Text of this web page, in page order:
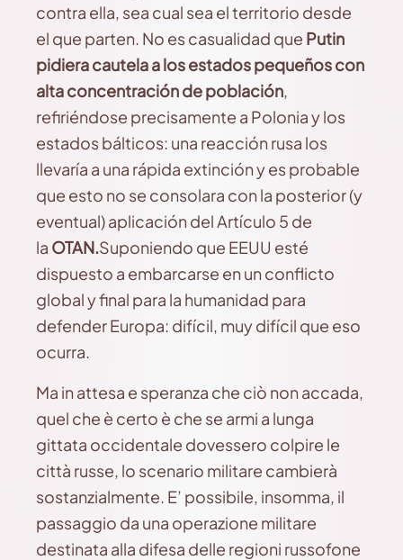
contra ella, sea cual sea el territorio desde
el que parten. No es casualidad que Putin
pidiera cautela a los estados pequeños con
alta concentración de población,
refiriéndose precisamente a Polonia y los
estados bálticos: una reacción rusa los
llevaría a una rápida extinción y es probable
que esto no se consolara con la posterior (y
eventual) aplicación del Artículo 5 de
la OTAN.Suponiendo que EEUU esté
dispuesto a embarcarse en un conflicto
global y final para la humanidad para
defender Europa: difícil, muy difícil que eso
ocurra.
Ma in attesa e speranza che ciò non accada,
quel che è certo è che se armi a lunga
gittata occidentale dovessero colpire le
città russe, lo scenario militare cambierà
sostanzialmente. E’ possibile, insomma, il
passaggio da una operazione militare
destinata alla difesa delle regioni russofone